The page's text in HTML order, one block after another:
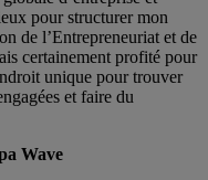
pour structurer mon
de l’Entrepreneuriat et de
certainement profité pour
unique pour trouver
et faire du
Wave